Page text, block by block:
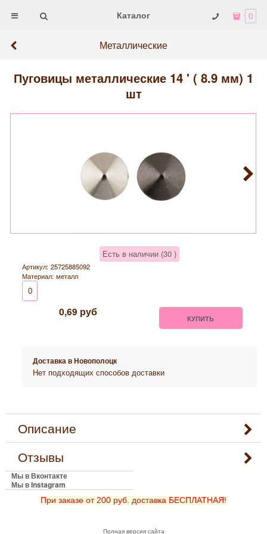
Каталог 0
Металлические
Пуговицы металлические 14 ' ( 8.9 мм) 1
шт
Есть в наличии (30 )
Артикул: 25725885092
Материал: металл
0
0,69 руб КУПИТЬ
Доставка вНовополоцк
Нет подходящих способов доставки
Описание
Отзывы
Мы в Вконтакте
Мы в Instagram
При заказе от 200 руб. доставка БЕСПЛАТНАЯ!
Полная версия сайта